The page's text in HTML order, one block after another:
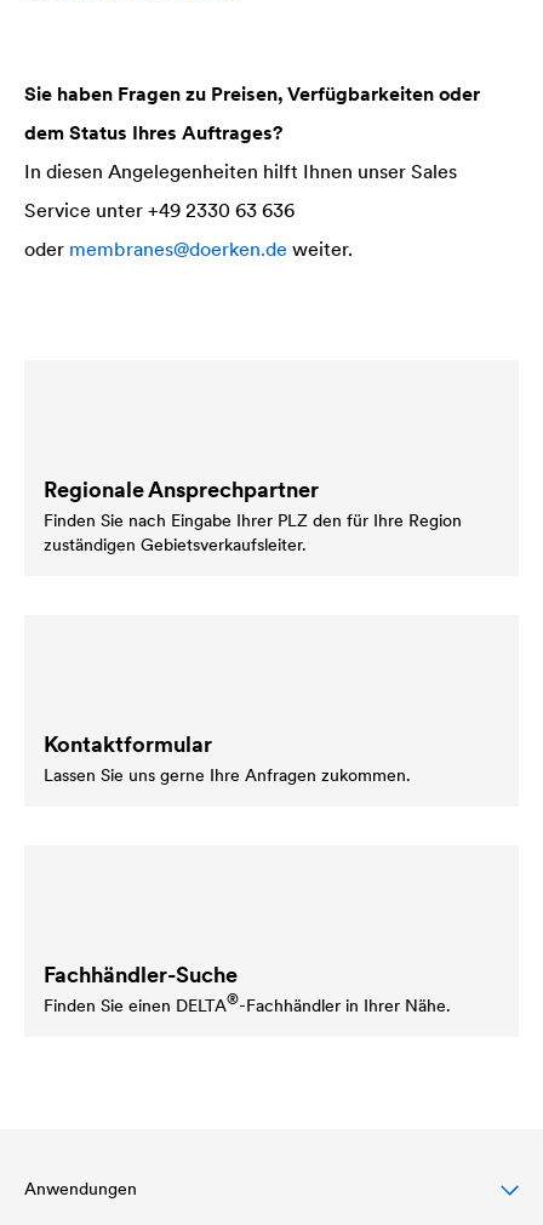
Sie haben Fragen zu Preisen, Verfügbarkeiten oder
dem Status Ihres Auftrages?
In diesen Angelegenheiten hilft Ihnen unser Sales
Service unter +49 2330 63 636
oder membranes@doerken.de weiter.
Regionale Ansprechpartner
Finden Sie nach Eingabe Ihrer PLZ den für Ihre Region
zuständigen Gebietsverkaufsleiter.
Kontaktformular
Lassen Sie uns gerne Ihre Anfragen zukommen.
Fachhändler-Suche
Finden Sie einen DELTA®-Fachhändler in Ihrer Nähe.
Anwendungen